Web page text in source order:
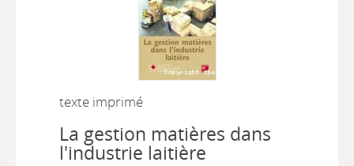
texte imprimé
La gestion matières dans
l'industrie laitière